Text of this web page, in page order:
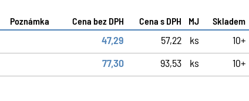
Poznámka Cena bez DPH Cena s DPH MJ Skladem
47,29 57,22 ks 10+
77,30 93,53 ks 10+